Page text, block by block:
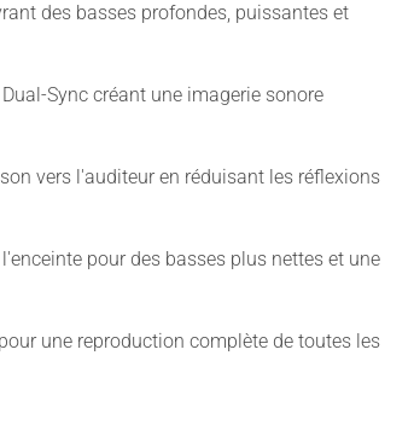
des basses profondes, puissantes et
Sync créant une imagerie sonore
vers l'auditeur en réduisant les réflexions
pour des basses plus nettes et une
une reproduction complète de toutes les